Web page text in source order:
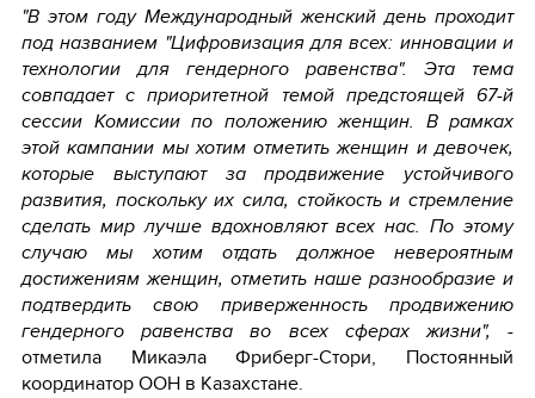
"В этом году Международный женский день проходит
под названием "Цифровизация для всех: инновации и
технологии для гендерного равенства". Эта тема
совпадает с приоритетной темой предстоящей 67-й
сессии Комиссии по положению женщин. В рамках
этой кампании мы хотим отметить женщин и девочек,
которые выступают за продвижение устойчивого
развития, поскольку их сила, стойкость и стремление
сделать мир лучше вдохновляют всех нас. По этому
случаю мы хотим отдать должное невероятным
достижениям женщин, отметить наше разнообразие и
подтвердить свою приверженность продвижению
гендерного равенства во всех сферах жизни", -
отметила Микаэла Фриберг-Стори, Постоянный
координатор ООН в Казахстане.